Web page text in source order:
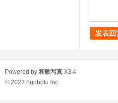
发表回
Powered by 和歌写真 X3.4
© 2022 hgphoto Inc.